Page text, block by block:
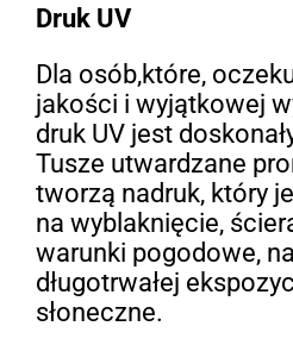
Druk UV
Dla osób,które,
jakości i wyjątkowej
druk UV jest
Tusze utwardzane
tworzą nadruk, który
na wyblaknięcie,
warunki pogodowe,
długotrwałej
słoneczne.